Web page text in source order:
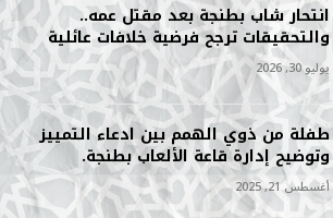
انتحار شاب بطنجة بعد مقتل عمه..
والتحقيقات ترجح فرضية خلافات عائلية
يوليو 30, 2026
طفلة من ذوي الهمم بين ادعاء التمييز
وتوضيح إدارة قاعة الألعاب بطنجة.
أغسطس 21, 2025